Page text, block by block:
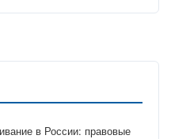
в России: правовые